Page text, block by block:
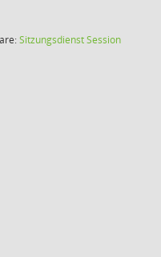
SitzungsdienstSession(Wird in